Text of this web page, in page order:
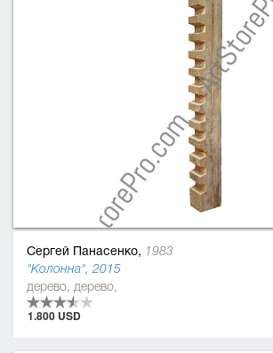
Сергей Панасенко, 1983
"Колонна", 2015
дерево, дерево,
1.800 USD